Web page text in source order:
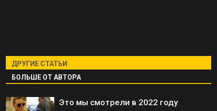
ДРУГИЕ СТАТЬИ
БОЛЬШЕ ОТ АВТОРА
Это мы смотрели в 2022 году